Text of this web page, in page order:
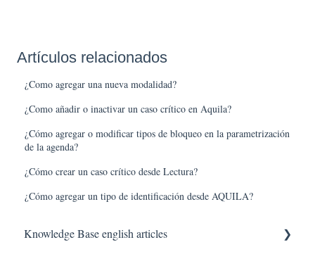
Artículos relacionados
¿Como agregar una nueva modalidad?
¿Como añadir o inactivar un caso crítico en Aquila?
¿Cómo agregar o modificar tipos de bloqueo en la parametrización
de la agenda?
¿Cómo crear un caso crítico desde Lectura?
¿Cómo agregar un tipo de identificación desde AQUILA?
Knowledge Base english articles